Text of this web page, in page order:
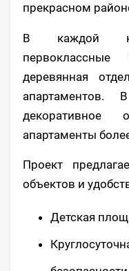
прекрасном
В каждой
деревянная
апартаментов.
декоративное
апартаменты
Проект
объектов и
Детская